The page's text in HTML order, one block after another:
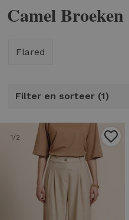
Camel Broeken
Flared
Filter en sorteer 1
1/2